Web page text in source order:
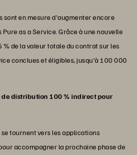
sont en mesure d'augmenter encore
as a Service. Grâce à une nouvelle
% de la valeur totale du contrat sur les
conclues et éligibles, jusqu'à 100 000
distribution 100 % indirect pour
tournent vers les applications
accompagner la prochaine phase de